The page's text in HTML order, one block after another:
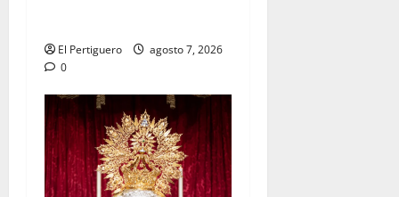
El Pertiguero
agosto 7, 2026
0